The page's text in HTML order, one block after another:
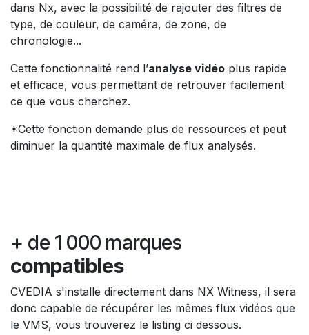
dans Nx, avec la possibilité de rajouter des filtres de
type, de couleur, de caméra, de zone, de
chronologie...
Cette fonctionnalité rend l’analyse vidéo plus rapide
et efficace, vous permettant de retrouver facilement
ce que vous cherchez.
*Cette fonction demande plus de ressources et peut
diminuer la quantité maximale de flux analysés.
+ de 1 000 marques
compatibles
CVEDIA s'installe directement dans NX Witness, il sera
donc capable de récupérer les mêmes flux vidéos que
le VMS, vous trouverez le listing ci dessous.